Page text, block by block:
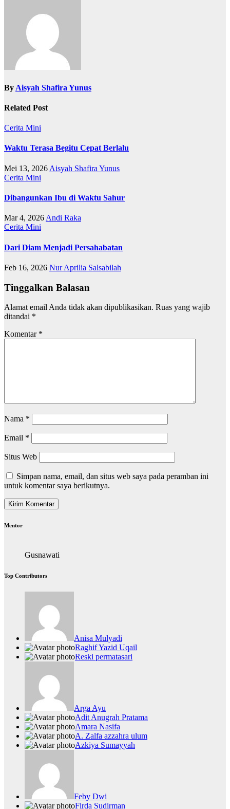
By Aisyah Shafira Yunus
Related Post
Cerita Mini
Waktu Terasa Begitu Cepat Berlalu
Mei 13, 2026 Aisyah Shafira Yunus
Cerita Mini
Dibangunkan Ibu di Waktu Sahur
Mar 4, 2026 Andi Raka
Cerita Mini
Dari Diam Menjadi Persahabatan
Feb 16, 2026 Nur Aprilia Salsabilah
Tinggalkan Balasan
Alamat email Anda tidak akan dipublikasikan. Ruas yang wajib
ditandai *
Komentar *
Nama *
Email *
Situs Web
Simpan nama, email, dan situs web saya pada peramban ini
untuk komentar saya berikutnya.
Mentor
Gusnawati
Top Contributors
Anisa Mulyadi
Raghif Yazid Uqail
Reski permatasari
Arga Ayu
Adit Anugrah Pratama
Amara Nasifa
A. Zalfa azzahra ulum
Azkiya Sumayyah
Feby Dwi
Firda Sudirman